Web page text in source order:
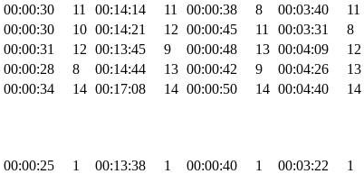
00:00:30 11 00:14:14 11 00:00:38 8 00:03:40
11
00:00:30 10 00:14:21 12 00:00:45 11 00:03:31
8
00:00:31 12 00:13:45 9 00:00:48 13 00:04:09
12
00:00:28 8 00:14:44 13 00:00:42 9 00:04:26
13
00:00:34 14 00:17:08 14 00:00:50 14 00:04:40 14
00:00:25 1 00:13:38 1 00:00:40 1 00:03:22
1